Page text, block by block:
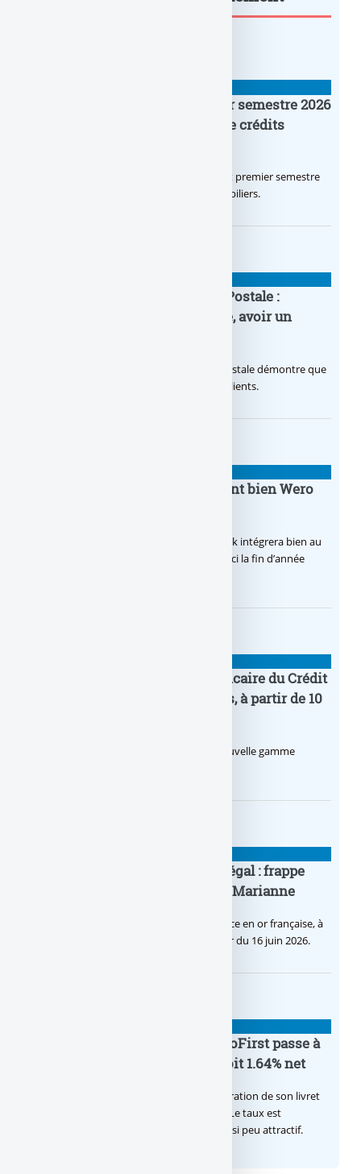
Crédit Agricole IDF : un premier semestre 2026
flamboyant, record d’encours de crédits
Le Crédit Agricole IDF a réalisé un excellent premier semestre
2026, via un octroi massif de crédits immobiliers.
20e anniversaire de la Banque Postale :
nouvelle campagne publicitaire, avoir un
Avec sa nouvelle campagne, La Banque Postale démontre que
sa citoyenneté crée de la valeur pour ses clients.
BoursoBank intègrera finalement bien Wero
Après de multiples hésitations, Boursobank intégrera bien au
final la solution de virement SEPA Wero d’ici la fin d’année
Pro by CA : la nouvelle offre bancaire du Crédit
Agricole pour les entrepreneurs, à partir de 10
Le Crédit Agricole lance Pro by CA, une nouvelle gamme
Pièce en OR française à cours légal : frappe
inaugurale du nouveau Bullion, Marianne
C’est une petite révolution, la nouvelle pièce en or française, à
cours légal, sera commercialisée à compter du 16 juin 2026.
Le taux du livret épargne BoursoFirst passe à
2.40% brut jusqu’à la fin 2026, soit 1.64% net
Boursobank augmente le taux de rémunération de son livret
épargne réservé à ses clients BoursoFirst. Le taux est
désormais est de 2.40% brut. Toujours aussi peu attractif.